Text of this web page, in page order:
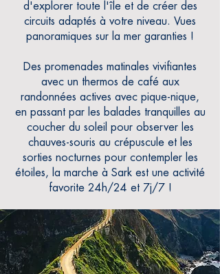
d'explorer toute l'île et de créer des
circuits adaptés à votre niveau. Vues
panoramiques sur la mer garanties !
Des promenades matinales vivifiantes
avec un thermos de café aux
randonnées actives avec pique-nique,
en passant par les balades tranquilles au
coucher du soleil pour observer les
chauves-souris au crépuscule et les
sorties nocturnes pour contempler les
étoiles, la marche à Sark est une activité
favorite 24h/24 et 7j/7 !